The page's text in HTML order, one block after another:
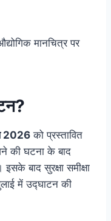
मानचित्र पर
2026को प्रस्तावित
की घटना के बाद
बाद सुरक्षा समीक्षा
में उद्घाटन की